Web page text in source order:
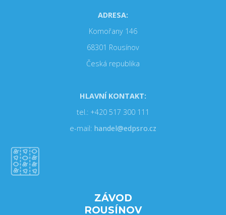
ADRESA:
Komořany 146
68301 Rousínov
Česká republika
HLAVNÍ KONTAKT:
tel.: +420 517 300 111
e-mail: handel@edpsro.cz
ZÁVOD
ROUSÍNOV